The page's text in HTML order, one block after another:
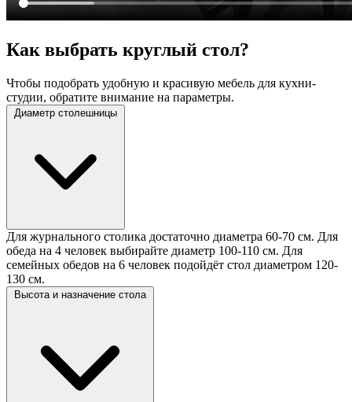
Как выбрать круглый стол?
Чтобы подобрать удобную и красивую мебель для кухни-
студии, обратите внимание на параметры.
Диаметр столешницы
Для журнального столика достаточно диаметра 60-70 см. Для
обеда на 4 человек выбирайте диаметр 100-110 см. Для
семейных обедов на 6 человек подойдёт стол диаметром 120-
130 см.
Высота и назначение стола